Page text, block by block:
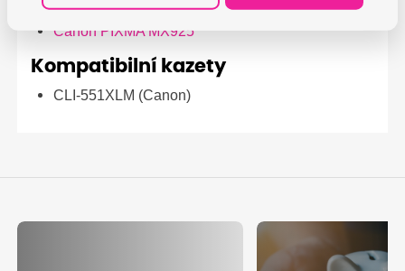
Canon PIXMA MG 7550
Canon PIXMA MX925
Kompatibilní kazety
CLI-551XLM (Canon)